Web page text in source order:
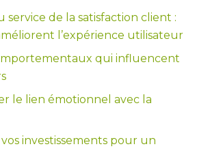
service de la satisfaction client :
l’expérience utilisateur
qui influencent
le lien émotionnel avec la
investissements pour un